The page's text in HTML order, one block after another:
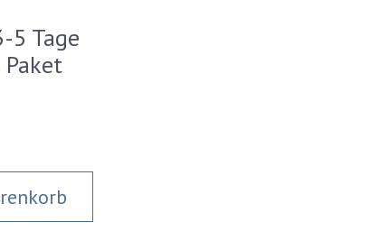
5 Tage
Paket